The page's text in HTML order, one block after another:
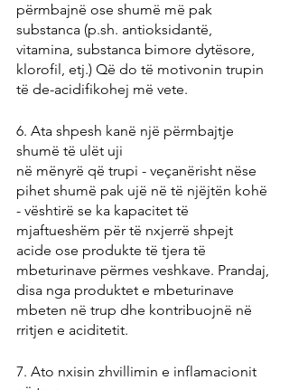
përmbajnë ose shumë më pak
substanca (p.sh. antioksidantë,
vitamina, substanca bimore dytësore,
klorofil, etj.) Që do të motivonin trupin
të de-acidifikohej më vete.
6. Ata shpesh kanë një përmbajtje
shumë të ulët uji
në mënyrë që trupi - veçanërisht nëse
pihet shumë pak ujë në të njëjtën kohë
- vështirë se ka kapacitet të
mjaftueshëm për të nxjerrë shpejt
acide ose produkte të tjera të
mbeturinave përmes veshkave. Prandaj,
disa nga produktet e mbeturinave
mbeten në trup dhe kontribuojnë në
rritjen e aciditetit.
7. Ato nxisin zhvillimin e inflamacionit